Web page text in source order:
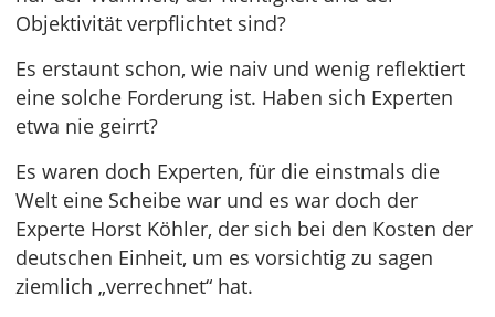
Objektivität verpflichtet sind?
Es erstaunt schon, wie naiv und wenig reflektiert
eine solche Forderung ist. Haben sich Experten
etwa nie geirrt?
Es waren doch Experten, für die einstmals die
Welt eine Scheibe war und es war doch der
Experte Horst Köhler, der sich bei den Kosten der
deutschen Einheit, um es vorsichtig zu sagen
ziemlich „verrechnet“ hat.